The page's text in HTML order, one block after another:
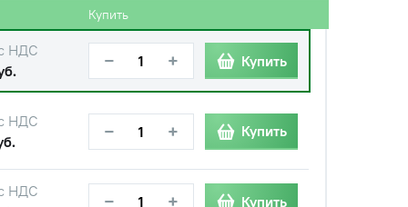
Купить
НДС
− + Купить
НДС
− + Купить
НДС
− + Купить